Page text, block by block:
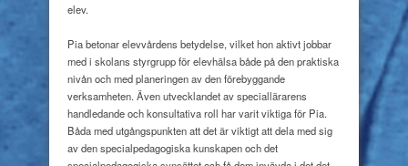
elev.
Pia betonar elevvårdens betydelse, vilket hon aktivt jobbar
med i skolans styrgrupp för elevhälsa både på den praktiska
nivån och med planeringen av den förebyggande
verksamheten. Även utvecklandet av speciallärarens
handledande och konsultativa roll har varit viktiga för Pia.
Båda med utgångspunkten att det är viktigt att dela med sig
av den specialpedagogiska kunskapen och det